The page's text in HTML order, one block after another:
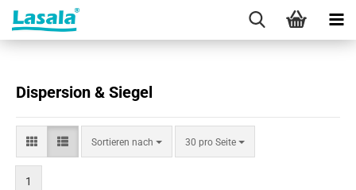
Dispersion & Siegel
Sortieren nach
Sortieren
nach
30 pro Seite
pro Seite
1